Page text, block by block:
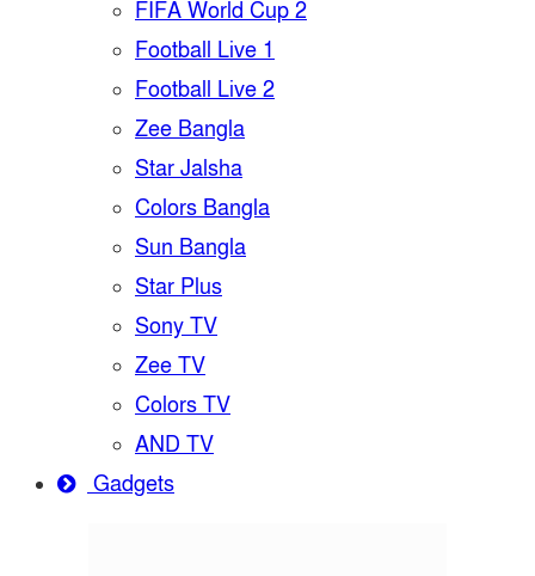
FIFA World Cup 2
Football Live 1
Football Live 2
Zee Bangla
Star Jalsha
Colors Bangla
Sun Bangla
Star Plus
Sony TV
Zee TV
Colors TV
AND TV
Gadgets